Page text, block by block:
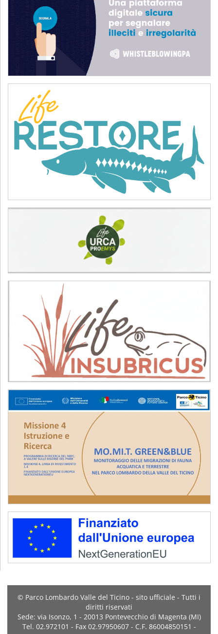
© Parco Lombardo Valle del Ticino - sito ufficiale - Tutti i
diritti riservati
Sede: via Isonzo, 1 - 20013 Pontevecchio di Magenta (MI)
Tel. 02.972101 - Fax 02.97950607 - C.F. 86004850151 -